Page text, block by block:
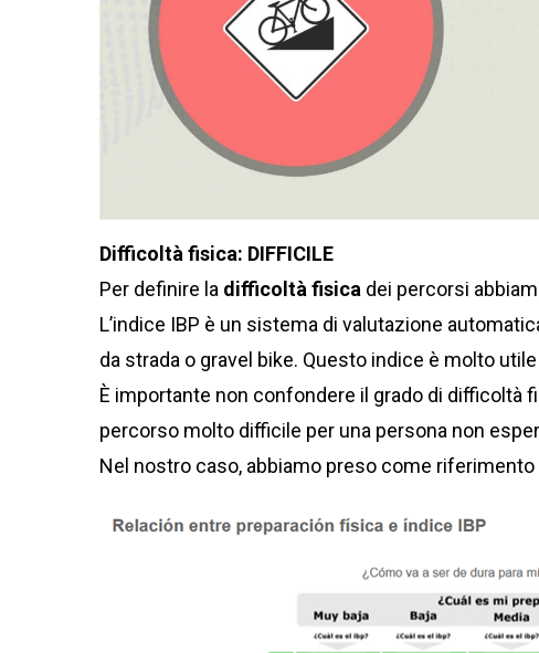
Difficoltà fisica: DIFFICILE
Per definire la difficoltà fisica dei percorsi
L’indice IBP è un sistema di valutazione
da strada o gravel bike. Questo indice è molto
È importante non confondere il grado di difficoltà
percorso molto difficile per una persona non
Nel nostro caso, abbiamo preso come riferimento